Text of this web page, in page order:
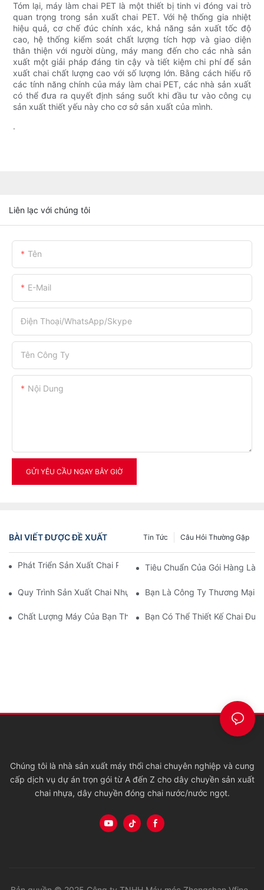
Tóm lại, máy làm chai PET là một thiết bị tinh vi đóng vai trò
quan trọng trong sản xuất chai PET. Với hệ thống gia nhiệt
hiệu quả, cơ chế đúc chính xác, khả năng sản xuất tốc độ
cao, hệ thống kiểm soát chất lượng tích hợp và giao diện
thân thiện với người dùng, máy mang đến cho các nhà sản
xuất một giải pháp đáng tin cậy và tiết kiệm chi phí để sản
xuất chai chất lượng cao với số lượng lớn. Bằng cách hiểu rõ
các tính năng chính của máy làm chai PET, các nhà sản xuất
có thể đưa ra quyết định sáng suốt khi đầu tư vào công cụ
sản xuất thiết yếu này cho cơ sở sản xuất của mình.
.
Liên lạc với chúng tôi
Tên
E-Mail
Điện Thoại/WhatsApp/Skype
Tên Công Ty
Nội Dung
GỬI YÊU CẦU NGAY BÂY GIỜ
BÀI VIẾT ĐƯỢC ĐỀ XUẤT Câu Hỏi Thường Gặp
Tin Tức
Phát Triển Sản Xuất Chai PET Mỹ Phẩm/vệ Sinh/thuốc
Tiêu Chuẩn Của Gói Hàng Là
Quy Trình Sản Xuất Chai Nhựa Bằng Máy Thổi Chai PET
Bạn Là Công Ty Thương Mại
Chất Lượng Máy Của Bạn Thế Nào?Bạn Có Thể Thiết Kế Chai
Chúng tôi là nhà sản xuất máy thổi chai chuyên nghiệp và cung
cấp dịch vụ dự án trọn gói từ A đến Z cho dây chuyền sản xuất
chai nhựa, dây chuyền đóng chai nước/nước ngọt.